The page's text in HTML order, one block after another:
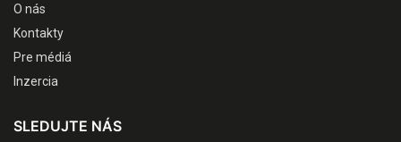
O nás
Kontakty
Pre médiá
Inzercia
SLEDUJTE NÁS